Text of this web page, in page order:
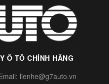
Ô TÔ CHÍNH HÃNG
lienhe@g7auto.vn